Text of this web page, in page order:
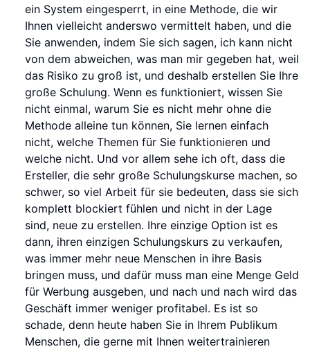
ein System eingesperrt, in eine Methode, die wir
Ihnen vielleicht anderswo vermittelt haben, und die
Sie anwenden, indem Sie sich sagen, ich kann nicht
von dem abweichen, was man mir gegeben hat, weil
das Risiko zu groß ist, und deshalb erstellen Sie Ihre
große Schulung. Wenn es funktioniert, wissen Sie
nicht einmal, warum Sie es nicht mehr ohne die
Methode alleine tun können, Sie lernen einfach
nicht, welche Themen für Sie funktionieren und
welche nicht. Und vor allem sehe ich oft, dass die
Ersteller, die sehr große Schulungskurse machen, so
schwer, so viel Arbeit für sie bedeuten, dass sie sich
komplett blockiert fühlen und nicht in der Lage
sind, neue zu erstellen. Ihre einzige Option ist es
dann, ihren einzigen Schulungskurs zu verkaufen,
was immer mehr neue Menschen in ihre Basis
bringen muss, und dafür muss man eine Menge Geld
für Werbung ausgeben, und nach und nach wird das
Geschäft immer weniger profitabel. Es ist so
schade, denn heute haben Sie in Ihrem Publikum
Menschen, die gerne mit Ihnen weitertrainieren